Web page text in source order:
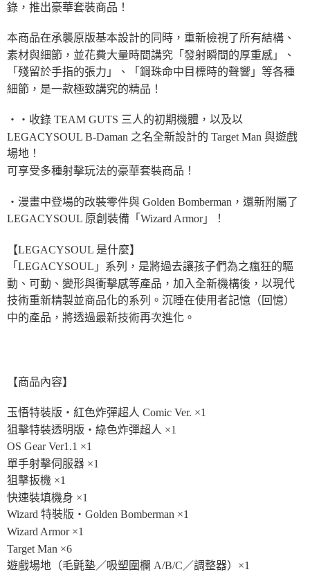
錄，推出豪華套裝商品！
本商品在承襲原版基本設計的同時，重新檢視了所有結構、
素材與細節，並花費大量時間講究「發射瞬間的厚重感」、
「殘留於手指的張力」、「鋼珠命中目標時的聲響」等各種
細節，是一款極致講究的精品！
・・收錄 TEAM GUTS 三人的初期機體，以及以
LEGACYSOUL B-Daman 之名全新設計的 Target Man 與遊戲
場地！
可享受多種射擊玩法的豪華套裝商品！
・漫畫中登場的改裝零件與 Golden Bomberman，還新附屬了
LEGACYSOUL 原創裝備「Wizard Armor」！
【LEGACYSOUL 是什麼】
「LEGACYSOUL」系列，是將過去讓孩子們為之瘋狂的驅
動、可動、變形與衝擊感等產品，加入全新機構後，以現代
技術重新精製並商品化的系列。沉睡在使用者記憶（回憶）
中的產品，將透過最新技術再次進化。
【商品內容】
玉悟特裝版・紅色炸彈超人 Comic Ver. ×1
狙擊特裝透明版・綠色炸彈超人 ×1
OS Gear Ver1.1 ×1
單手射擊伺服器 ×1
狙擊扳機 ×1
快速裝填機身 ×1
Wizard 特裝版・Golden Bomberman ×1
Wizard Armor ×1
Target Man ×6
遊戲場地（毛氈墊／吸塑圍欄 A/B/C／調整器）×1